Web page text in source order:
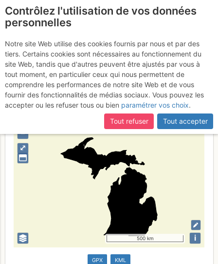
Michigan
Type de région limite administrative
⤢
–
500 km i
GPX KML
Contrôlez l'utilisation de vos données
personnelles
Notre site Web utilise des cookies fournis par nous et par des
tiers. Certains cookies sont nécessaires au fonctionnement du
site Web, tandis que d'autres peuvent être ajustés par vous à
tout moment, en particulier ceux qui nous permettent de
comprendre les performances de notre site Web et de vous
fournir des fonctionnalités de médias sociaux. Vous pouvez les
accepter ou les refuser tous ou bien paramétrer vos choix.
Tout refuser
Tout accepter